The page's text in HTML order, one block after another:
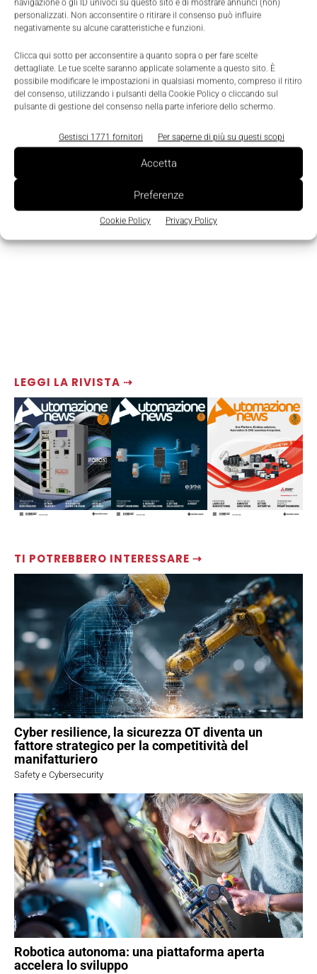
navigazione o gli ID univoci su questo sito e di mostrare annunci (non)
personalizzati. Non acconsentire o ritirare il consenso può influire
negativamente su alcune caratteristiche e funzioni.
Clicca qui sotto per acconsentire a quanto sopra o per fare scelte
dettagliate. Le tue scelte saranno applicate solamente a questo sito. È
possibile modificare le impostazioni in qualsiasi momento, compreso il ritiro
del consenso, utilizzando i pulsanti della Cookie Policy o cliccando sul
pulsante di gestione del consenso nella parte inferiore dello schermo.
Gestisci 1771 fornitori Per saperne di più su questi scopi
Accetta
Preferenze
Cookie Policy Privacy Policy
LEGGI LA RIVISTA ⇢
TI POTREBBERO INTERESSARE ⇢
Cyber resilience, la sicurezza OT diventa un
fattore strategico per la competitività del
manifatturiero
Safety e Cybersecurity
Robotica autonoma: una piattaforma aperta
accelera lo sviluppo
ricreativo, marina da diporto, applicazioni in ambito
produttivo e veicoli commerciali leggeri”, ha
dichiaratoDavide Pesce, ceo di Sunlight Italy
TAGS Batterie agli ioni di litio Energia Sunlight